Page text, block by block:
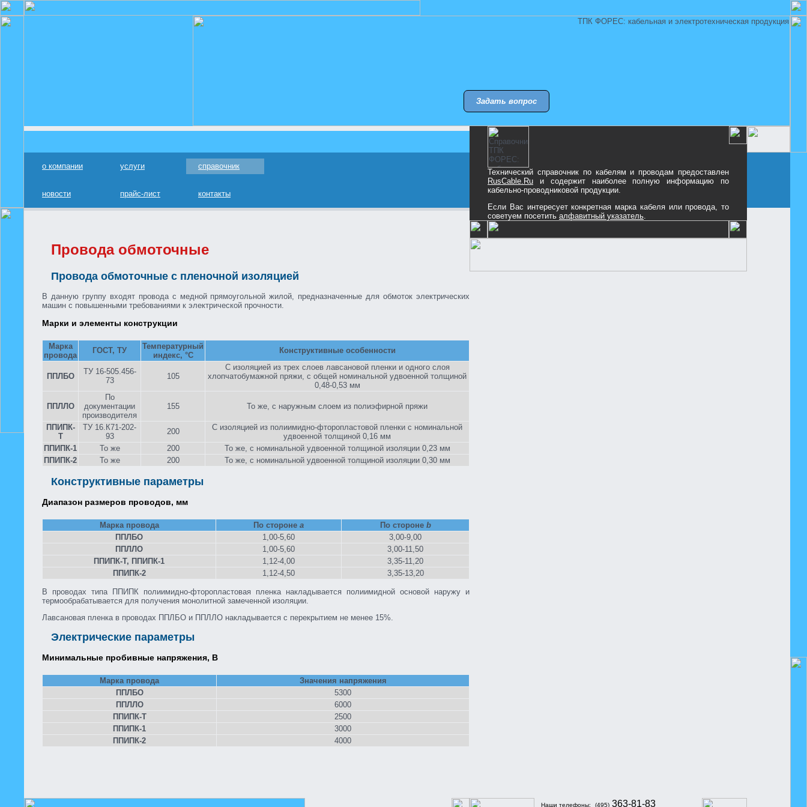
Задать вопрос
о компании услуги справочник
новости прайс-лист контакты
Провода обмоточные
Провода обмоточные с пленочной изоляцией
В данную группу входят провода с медной прямоугольной жилой, предназначенные для обмоток электрических
машин с повышенными требованиями к электрической прочности.
Марки и элементы конструкции
Марка
провода
ГОСТ, ТУ
Температурный
индекс, °С
Конструктивные особенности
ППЛБО
ТУ 16-505.456-
73
105
С изоляцией из трех слоев лавсановой пленки и одного слоя
хлопчатобумажной пряжи, с общей номинальной удвоенной толщиной
0,48-0,53 мм
ППЛЛО
По
документации
производителя
155 То же, с наружным слоем из полиэфирной пряжи
ППИПК-
Т
ТУ 16.К71-202-
93
200
С изоляцией из полиимидно-фторопластовой пленки с номинальной
удвоенной толщиной 0,16 мм
ППИПК-1
То же 200
То же, с номинальной удвоенной толщиной изоляции 0,23 мм
ППИПК-2
То же 200 То же, с номинальной удвоенной толщиной изоляции 0,30 мм
Конструктивные параметры
Диапазон размеров проводов, мм
Марка провода По стороне а По стороне b
ППЛБО
1,00-5,60
3,00-9,00
ППЛЛО
1,00-5,60
3,00-11,50
ППИПК-Т, ППИПК-1
1,12-4,00
3,35-11,20
ППИПК-2
1,12-4,50 3,35-13,20
В проводах типа ППИПК полиимидно-фторопластовая пленка накладывается полиимидной основой наружу и
термообрабатывается для получения монолитной замеченной изоляции.
Лавсановая пленка в проводах ППЛБО и ППЛЛО накладывается с перекрытием не менее 15%.
Электрические параметры
Минимальные пробивные напряжения, В
Марка провода
Значения напряжения
ППЛБО
5300
ППЛЛО
6000
ППИПК-Т
2500
ППИПК-1
3000
ППИПК-2
4000
Технический справочник по кабелям и проводам предоставлен
RusCable.Ru и содержит наиболее полную информацию по
кабельно-проводниковой продукции.
Если Вас интересует конкретная марка кабеля или провода, то
советуем посетить алфавитный указатель.
Наши телефоны: (495) 363-81-83